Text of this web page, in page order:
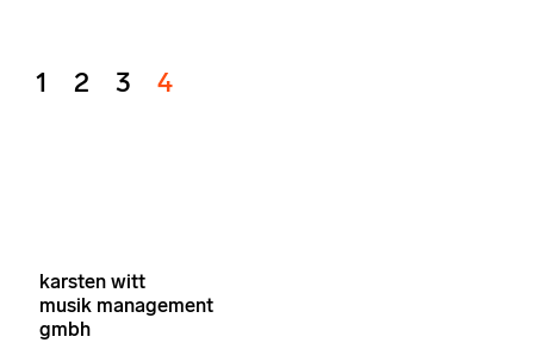
1 2 3 4
karsten witt
musik management
gmbh